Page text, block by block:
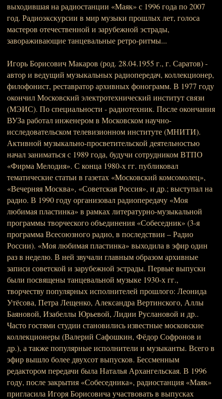
выходившая на радиостанции «Маяк» с 1996 года по 2007
год. Радиоэкскурсии в мир музыки прошлых лет, голоса
мастеров отечественной и зарубежной эстрады,
завораживающие танцевальные ретро-ритмы...
Игорь Борисович Макаров (род. 28.04.1955 г., г. Саратов) -
автор и ведущий музыкальных радиопередач, коллекционер,
филофонист, реставратор архивных фонограмм. В 1977 году
окончил Московский электротехнический институт связи
(МЭИС). По специальности - радиотехник. После окончания
ВУЗа работал инженером в Московском научно-
исследовательском телевизионном институте (МНИТИ).
Активной музыкально-просветительской деятельностью
начал заниматься с 1989 года, будучи сотрудником ВТПО
«Фирма Мелодия». С конца 1980-х гг. публиковал
тематические статьи в газетах «Московский комсомолец»,
«Вечерняя Москва», «Советская Россия», и др.; выступал на
радио. В 1990 году организовал радиопередачу «Моя
любимая пластинка» в рамках литературно-музыкальной
программы творческого объединения «Собеседник» (3-я
программа Всесоюзного радио, в последствии – Радио
России). «Моя любимая пластинка» выходила в эфир один
раз в неделю. В ней звучали главным образом архивные
записи советской и зарубежной эстрады. Первые выпуски
были посвящены танцевальной музыке 1930-х гг.,
творчеству популярных исполнителей прошлого: Леонида
Утёсова, Петра Лещенко, Александра Вертинского, Аллы
Баяновой, Изабеллы Юрьевой, Лидии Руслановой и др..
Часто гостями студии становились известные московские
коллекционеры (Валерий Сафошкин, Фёдор Софронов и
др.), а также популярные исполнители и музыканты. Всего в
эфир вышло более двухсот выпусков. Бессменным
редактором передачи была Наталья Архангельская. В 1996
году, после закрытия «Собеседника», радиостанция «Маяк»
пригласила Игоря Борисовича участвовать в выпусках